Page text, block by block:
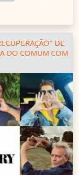
DE
DO COMUM COM